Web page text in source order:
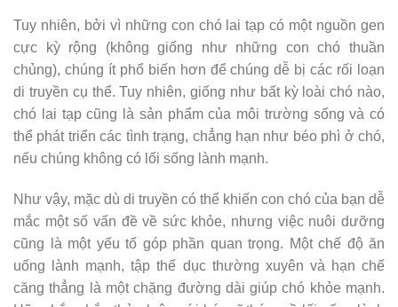
Tuy nhiên, bởi vì những con chó lai tạp có một nguồn gen
cực kỳ rộng (không giống như những con chó thuần
chủng), chúng ít phổ biến hơn để chúng dễ bị các rối loạn
di truyền cụ thể. Tuy nhiên, giống như bất kỳ loài chó nào,
chó lai tạp cũng là sản phẩm của môi trường sống và có
thể phát triển các tình trạng, chẳng hạn như béo phì ở chó,
nếu chúng không có lối sống lành mạnh.
Như vậy, mặc dù di truyền có thể khiến con chó của bạn dễ
mắc một số vấn đề về sức khỏe, nhưng việc nuôi dưỡng
cũng là một yếu tố góp phần quan trọng. Một chế độ ăn
uống lành mạnh, tập thể dục thường xuyên và hạn chế
căng thẳng là một chặng đường dài giúp chó khỏe mạnh.